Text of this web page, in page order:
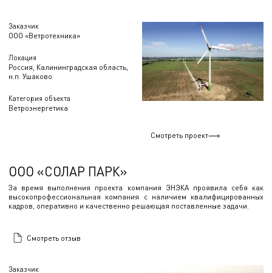
Заказчик
ООО «Ветротехника»
Локация
Россия, Калининградская область,
н.п. Ушаково
Категория объекта
Ветроэнергетика
Смотреть проект
Заказчик
ООО «СОЛАР ПАРК»
За время выполнения проекта компания ЭНЭКА проявила себя как
высокопрофессиональная компания с наличием квалифицированных
кадров, оперативно и качественно решающая поставленные задачи.
Смотреть отзыв